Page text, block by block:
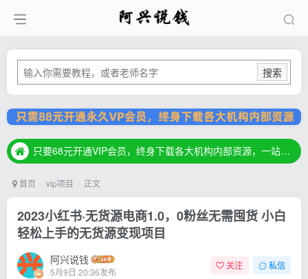
搜索
只要68元开通VIP会员，终身下载各大机构内部资源，一站式草根创业基地，最新最强网赚教程大全，小投入，大回报！
只要68元开通VIP会员，终身下载各大机构内部资源，一站式草根创业基地，最新最强网赚教程大全，小投入，大回报！
首页 vip项目 正文
2023小红书·无货源电商1.0，0粉丝无需囤货 小白
轻松上手的无货源变现项目
阿兴说钱
5月9日 20:36发布
关注 私信